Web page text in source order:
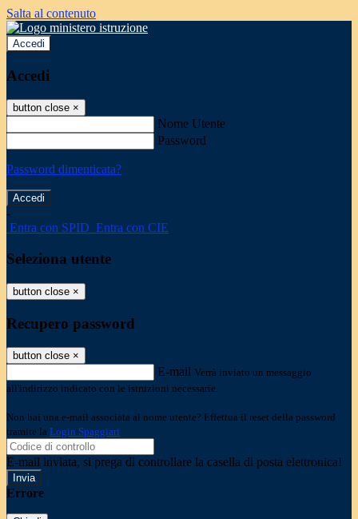
Salta al contenuto
Accedi
Accedi
button close ×
Nome Utente
Password
Password dimenticata?
-
Entra con SPID Entra con CIE
Seleziona utente
button close ×
Recupero password
button close ×
E-mail Verrà inviato un messaggio
all'indirizzo indicato con le istruzioni necessarie.
Non hai una e-mail associata al nome utente? Effettua il reset della password
tramite la Login Spaggiari
E-mail inviata, si prega di controllare la casella di posta elettronica!
Errore